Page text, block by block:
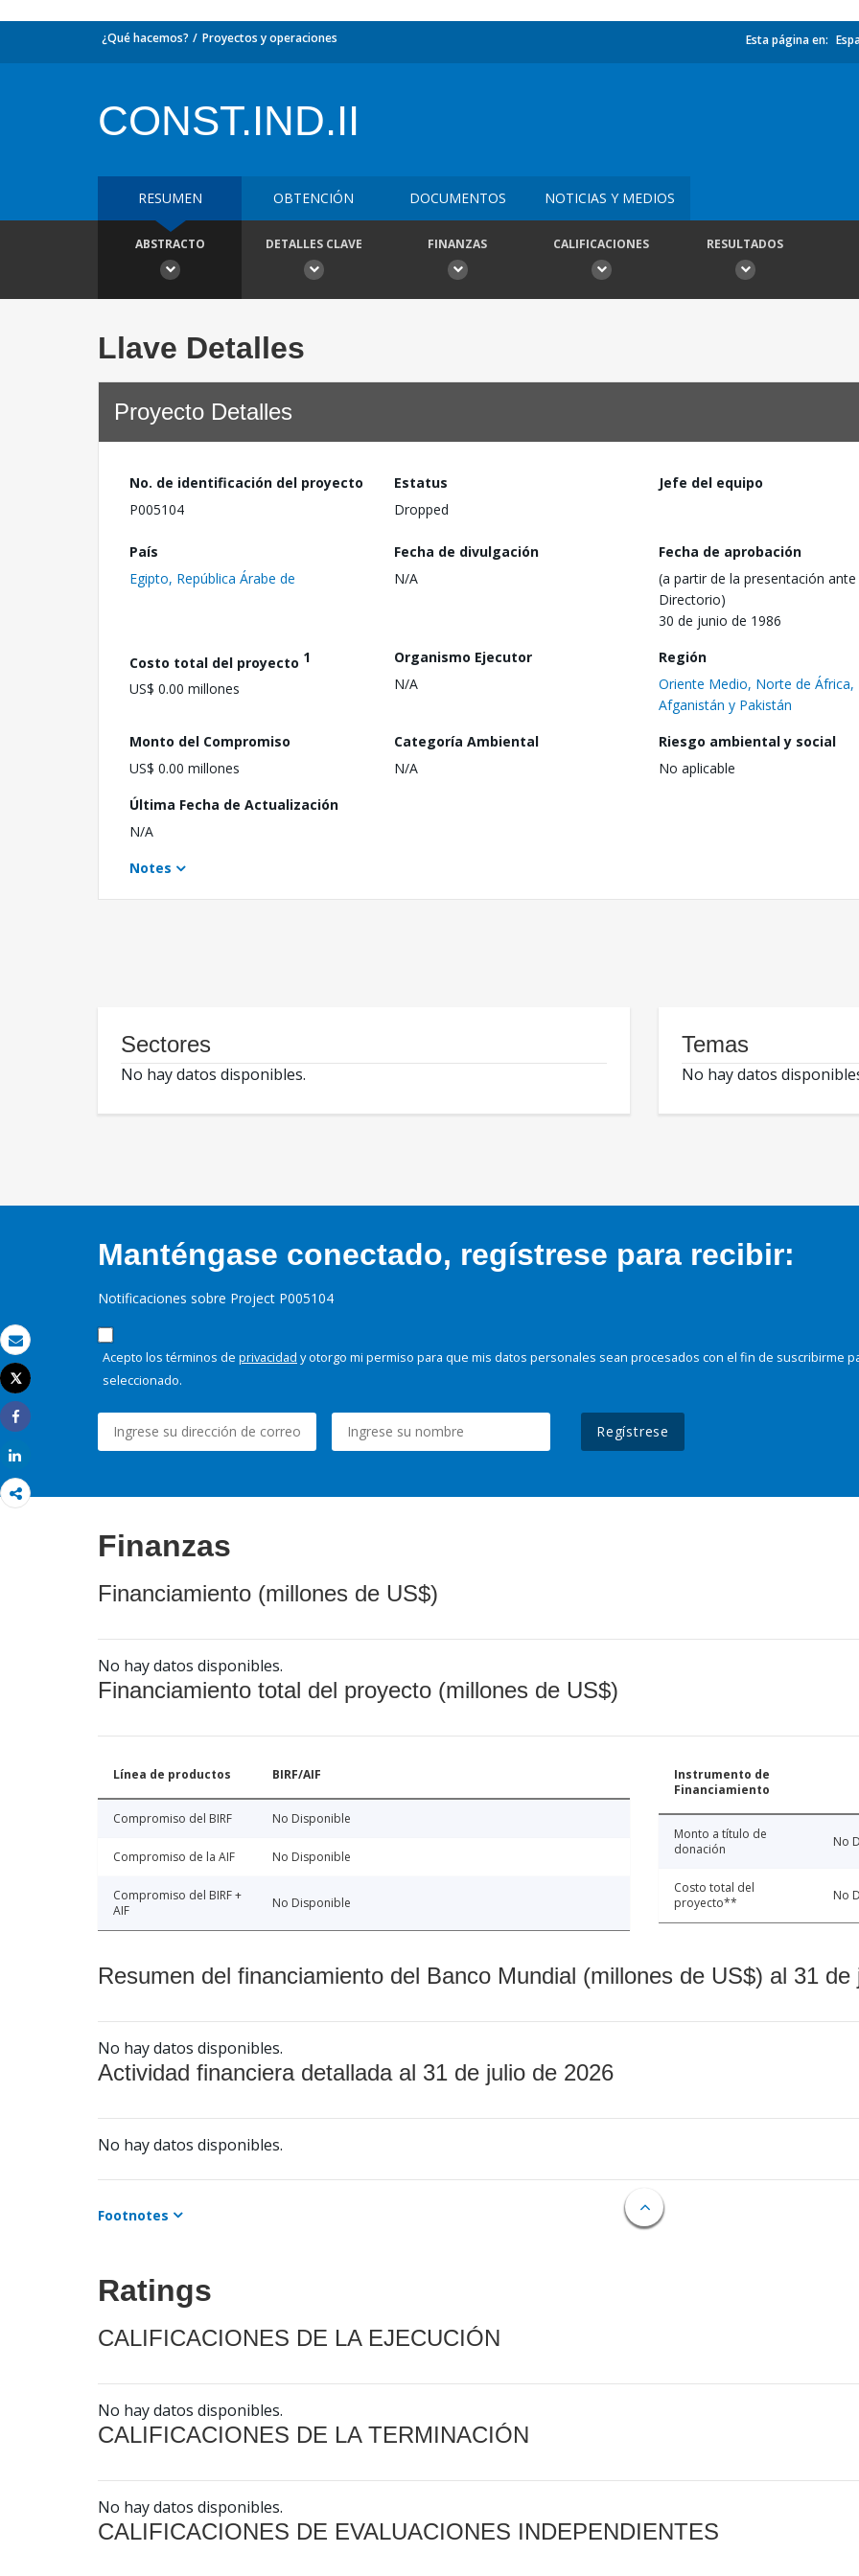
Correo electrónico
Imprimir
Tweet
Share
¿Qué hacemos? Proyectos y operaciones Esta página en:
CONST.IND.II
RESUMEN OBTENCIÓN DOCUMENTOS NOTICIAS Y MEDIOS
ABSTRACTO DETALLES CLAVE FINANZAS CALIFICACIONES RESULTADOS
Llave Detalles
Proyecto Detalles
No. de identificación del proyecto
P005104
Estatus
Dropped
Jefe del equipo
País
Egipto, República Árabe de
Fecha de divulgación
N/A
Fecha de aprobación
(a partir de la presentación ante
Directorio)
30 de junio de 1986
Costo total del proyecto 1
US$ 0.00 millones
Organismo Ejecutor
N/A
Región
Oriente Medio, Norte de África,
Afganistán y Pakistán
Monto del Compromiso
US$ 0.00 millones
Categoría Ambiental
N/A
Riesgo ambiental y social
No aplicable
Última Fecha de Actualización
N/A
Notes
Sectores
No hay datos disponibles.
Temas
No hay datos
Manténgase conectado, regístrese para recibir:
Notificaciones sobre Project P005104
Acepto los términos de privacidad y otorgo mi permiso para que mis datos personales sean procesados con el fin de suscribirme
seleccionado.
Regístrese
Finanzas
Financiamiento (millones de US$)
No hay datos disponibles.
Financiamiento total del proyecto (millones de US$)
Línea de productos BIRF/AIF
Compromiso del BIRF No Disponible
Compromiso de la AIF No Disponible
Compromiso del BIRF +
AIF
No Disponible
Instrumento de
Financiamiento
Monto a título de
donación
No
Costo total del
proyecto**
No
Resumen del financiamiento del Banco Mundial (millones de US$) al 31 de
No hay datos disponibles.
Actividad financiera detallada al 31 de julio de 2026
No hay datos disponibles.
Footnotes
Ratings
CALIFICACIONES DE LA EJECUCIÓN
No hay datos disponibles.
CALIFICACIONES DE LA TERMINACIÓN
No hay datos disponibles.
CALIFICACIONES DE EVALUACIONES INDEPENDIENTES